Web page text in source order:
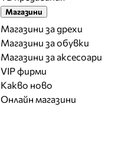
Магазини
Магазини за дрехи
Магазини за обувки
Магазини за aксесоари
VIP фирми
Какво ново
Онлайн магазини